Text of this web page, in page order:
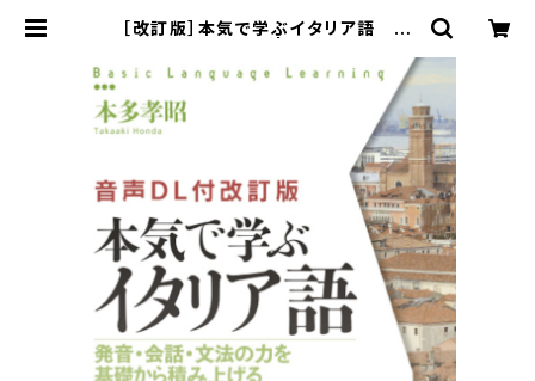
［改訂版］本気で学ぶイタリア語 別
ラインストア